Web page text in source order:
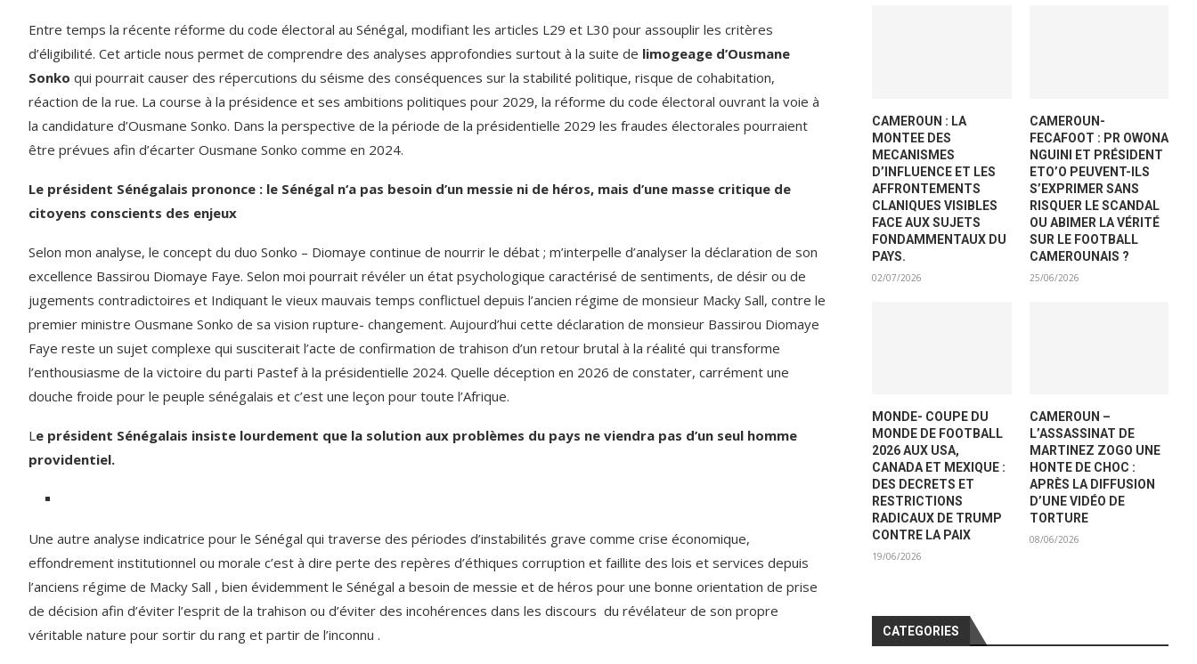
Entre temps la récente réforme du code électoral au Sénégal, modifiant les articles L29 et L30 pour assouplir les critères
d’éligibilité. Cet article nous permet de comprendre des analyses approfondies surtout à la suite de limogeage d’Ousmane
Sonko qui pourrait causer des répercutions du séisme des conséquences sur la stabilité politique, risque de cohabitation,
réaction de la rue. La course à la présidence et ses ambitions politiques pour 2029, la réforme du code électoral ouvrant la voie à
la candidature d’Ousmane Sonko. Dans la perspective de la période de la présidentielle 2029 les fraudes électorales pourraient
être prévues afin d’écarter Ousmane Sonko comme en 2024.
Le président Sénégalais prononce : le Sénégal n‘a pas besoin d’un messie ni de héros, mais d’une masse critique de
citoyens conscients des enjeux
Selon mon analyse, le concept du duo Sonko – Diomaye continue de nourrir le débat ; m’interpelle d’analyser la déclaration de son
excellence Bassirou Diomaye Faye. Selon moi pourrait révéler un état psychologique caractérisé de sentiments, de désir ou de
jugements contradictoires et Indiquant le vieux mauvais temps conflictuel depuis l’ancien régime de monsieur Macky Sall, contre le
premier ministre Ousmane Sonko de sa vision rupture- changement. Aujourd’hui cette déclaration de monsieur Bassirou Diomaye
Faye reste un sujet complexe qui susciterait l’acte de confirmation de trahison d’un retour brutal à la réalité qui transforme
l’enthousiasme de la victoire du parti Pastef à la présidentielle 2024. Quelle déception en 2026 de constater, carrément une
douche froide pour le peuple sénégalais et c’est une leçon pour toute l’Afrique.
Le président Sénégalais insiste lourdement que la solution aux problèmes du pays ne viendra pas d’un seul homme
providentiel.
Une autre analyse indicatrice pour le Sénégal qui traverse des périodes d’instabilités grave comme crise économique,
effondrement institutionnel ou morale c’est à dire perte des repères d’éthiques corruption et faillite des lois et services depuis
l’anciens régime de Macky Sall , bien évidemment le Sénégal a besoin de messie et de héros pour une bonne orientation de prise
de décision afin d’éviter l’esprit de la trahison ou d’éviter des incohérences dans les discours du révélateur de son propre
véritable nature pour sortir du rang et partir de l’inconnu .
CAMEROUN : LA
MONTEE DES
MECANISMES
D’INFLUENCE ET LES
AFFRONTEMENTS
CLANIQUES VISIBLES
FACE AUX SUJETS
FONDAMMENTAUX DU
PAYS.
02/07/2026
CAMEROUN-
FECAFOOT : PR OWONA
NGUINI ET PRÉSIDENT
ETO’O PEUVENT-ILS
S’EXPRIMER SANS
RISQUER LE SCANDAL
OU ABIMER LA VÉRITÉ
SUR LE FOOTBALL
CAMEROUNAIS ?
25/06/2026
MONDE- COUPE DU
MONDE DE FOOTBALL
2026 AUX USA,
CANADA ET MEXIQUE :
DES DECRETS ET
RESTRICTIONS
RADICAUX DE TRUMP
CONTRE LA PAIX
19/06/2026
CAMEROUN –
L’ASSASSINAT DE
MARTINEZ ZOGO UNE
HONTE DE CHOC :
APRÈS LA DIFFUSION
D’UNE VIDÉO DE
TORTURE
08/06/2026
CATEGORIES